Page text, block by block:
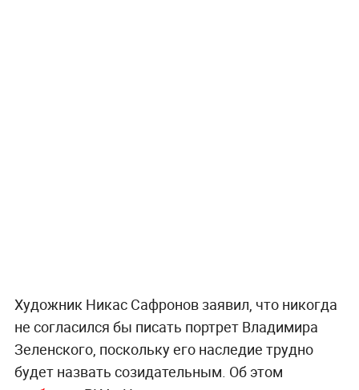
Художник Никас Сафронов заявил, что никогда
не согласился бы писать портрет Владимира
Зеленского, поскольку его наследие трудно
будет назвать созидательным. Об этом